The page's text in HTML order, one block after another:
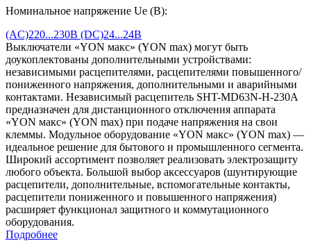
Номинальное напряжение Ue (В):
(AC)220...230В (DC)24...24В
Выключатели «YON макс» (YON max) могут быть
доукоплектованы дополнительными устройствами:
независимыми расцепителями, расцепителями повышенного/
пониженного напряжения, дополнительными и аварийными
контактами. Независимый расцепитель SHT-MD63N-H-230A
предназначен для дистанционного отключения аппарата
«YON макс» (YON max) при подаче напряжения на свои
клеммы. Модульное оборудование «YON макс» (YON max) —
идеальное решение для бытового и промышленного сегмента.
Широкий ассортимент позволяет реализовать электрозащиту
любого объекта. Большой выбор аксессуаров (шунтирующие
расцепители, дополнительные, вспомогательные контакты,
расцепители пониженного и повышенного напряжения)
расширяет функционал защитного и коммутационного
оборудования.
Подробнее